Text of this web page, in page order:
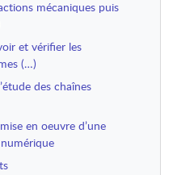
mécaniques puis
et vérifier les
(…)
des chaînes
en oeuvre d’une